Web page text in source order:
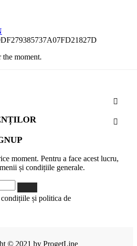
moment.


moment. Pentru a face acest lucru,
și condițiile generale.
și politica de
© 2021 by ProgetLine